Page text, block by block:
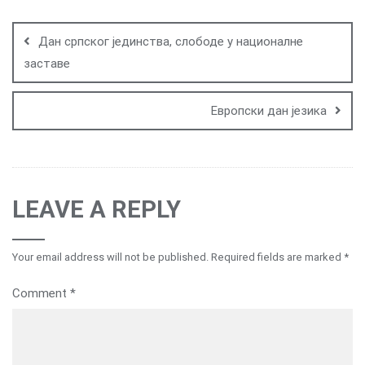
navigation
Дан српског јединства, слободе у националне
заставе
Европски дан језика
LEAVE A REPLY
Your email address will not be published. Required fields are marked *
Comment *